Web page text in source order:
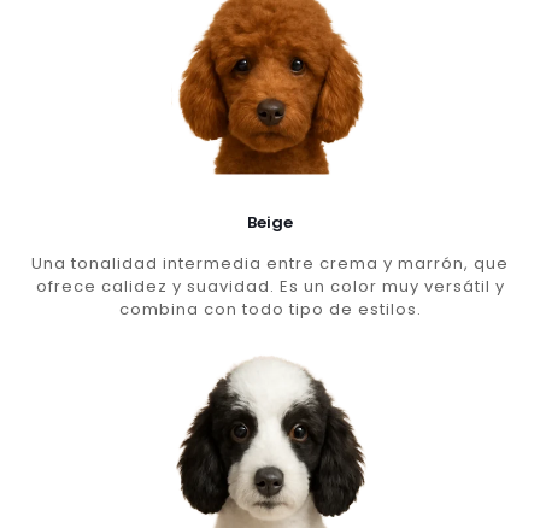
Beige
Una tonalidad intermedia entre crema y marrón, que
ofrece calidez y suavidad. Es un color muy versátil y
combina con todo tipo de estilos.